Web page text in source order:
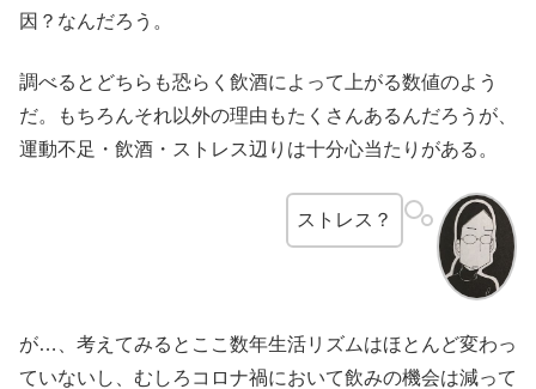
因？なんだろう。
調べるとどちらも恐らく飲酒によって上がる数値のよう
だ。もちろんそれ以外の理由もたくさんあるんだろうが、
運動不足・飲酒・ストレス辺りは十分心当たりがある。
ストレス？
が…、考えてみるとここ数年生活リズムはほとんど変わっ
ていないし、むしろコロナ禍において飲みの機会は減って